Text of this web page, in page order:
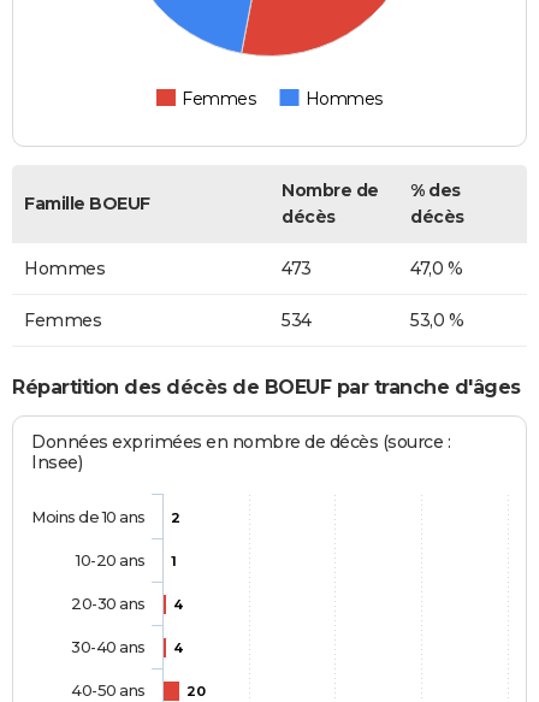
Femmes Hommes
Famille BOEUF
Nombre de
décès
% des
décès
Hommes 473 47,0 %
Femmes 534 53,0 %
Répartition des décès de BOEUF par tranche d'âges
Données exprimées en nombre de décès (source :
Insee)
2
1
4
4
20
Moins de 10 ans
10-20 ans
20-30 ans
30-40 ans
40-50 ans